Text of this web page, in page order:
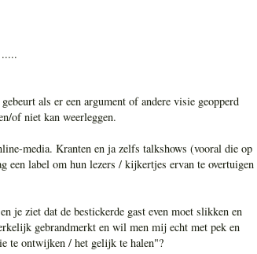
als er een argument of andere visie geopperd
of niet kan weerleggen.
media. Kranten en ja zelfs talkshows (vooral die op
een label om hun lezers / kijkertjes ervan te overtuigen
je ziet dat de bestickerde gast even moet slikken en
gebrandmerkt en wil men mij echt met pek en
te ontwijken / het gelijk te halen"?